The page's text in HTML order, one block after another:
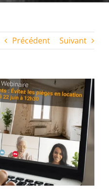
Précédent Suivant